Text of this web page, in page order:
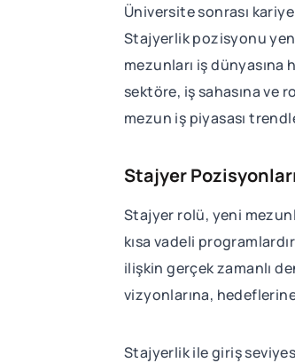
Üniversite sonrası
Stajyerlik pozisyonu
mezunları iş
sektöre, iş sahasına ve
mezun iş piyasası
Stajyer Pozisyonları
Stajyer rolü, yeni
kısa vadeli
ilişkin gerçek zamanlı
vizyonlarına,
Stajyerlik ile giriş